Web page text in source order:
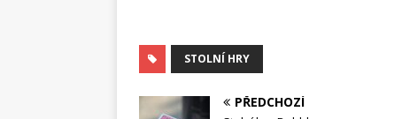
STOLNÍ HRY
PŘEDCHOZÍ